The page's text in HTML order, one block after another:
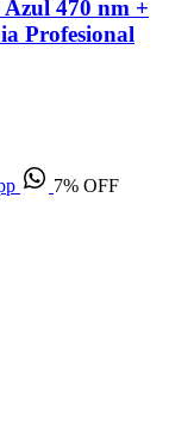
470 nm +
Profesional
7% OFF